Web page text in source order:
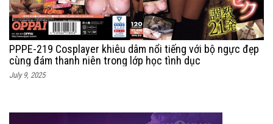
PPPE-219 Cosplayer khiêu dâm nổi tiếng với bộ ngực đẹp
cùng đám thanh niên trong lớp học tình dục
July 9, 2025